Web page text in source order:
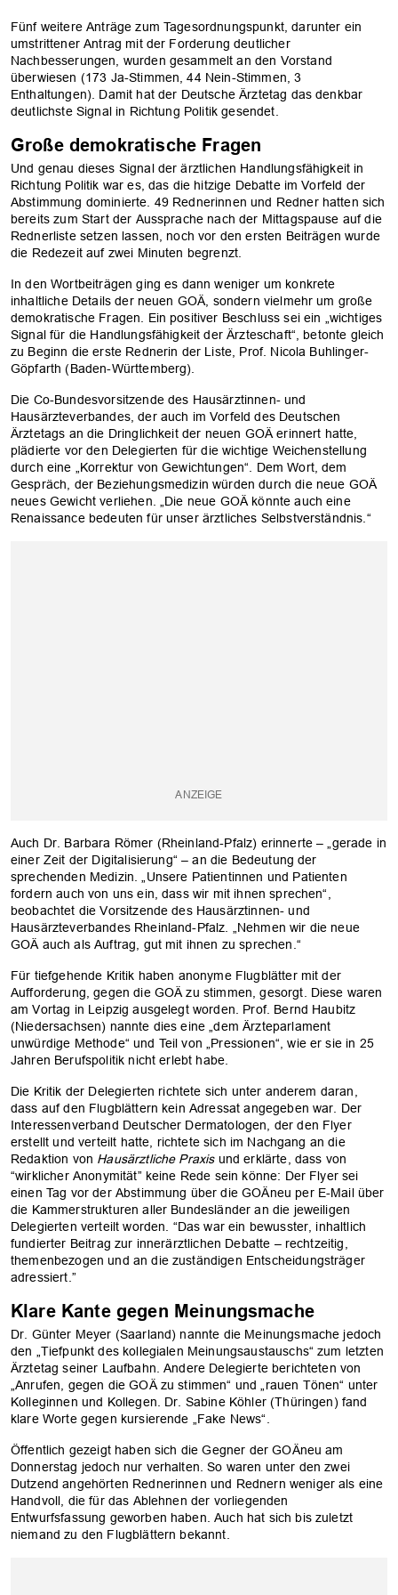
OK
Fünf weitere Anträge zum Tagesordnungspunkt, darunter ein
umstrittener Antrag mit der Forderung deutlicher
Nachbesserungen, wurden gesammelt an den Vorstand
überwiesen (173 Ja-Stimmen, 44 Nein-Stimmen, 3
Enthaltungen). Damit hat der Deutsche Ärztetag das denkbar
deutlichste Signal in Richtung Politik gesendet.
Große demokratische Fragen
Und genau dieses Signal der ärztlichen Handlungsfähigkeit in
Richtung Politik war es, das die hitzige Debatte im Vorfeld der
Abstimmung dominierte. 49 Rednerinnen und Redner hatten sich
bereits zum Start der Aussprache nach der Mittagspause auf die
Rednerliste setzen lassen, noch vor den ersten Beiträgen wurde
die Redezeit auf zwei Minuten begrenzt.
In den Wortbeiträgen ging es dann weniger um konkrete
inhaltliche Details der neuen GOÄ, sondern vielmehr um große
demokratische Fragen. Ein positiver Beschluss sei ein „wichtiges
Signal für die Handlungsfähigkeit der Ärzteschaft“, betonte gleich
zu Beginn die erste Rednerin der Liste, Prof. Nicola Buhlinger-
Göpfarth (Baden-Württemberg).
Die Co-Bundesvorsitzende des Hausärztinnen- und
Hausärzteverbandes, der auch im Vorfeld des Deutschen
Ärztetags an die Dringlichkeit der neuen GOÄ erinnert hatte,
plädierte vor den Delegierten für die wichtige Weichenstellung
durch eine „Korrektur von Gewichtungen“. Dem Wort, dem
Gespräch, der Beziehungsmedizin würden durch die neue GOÄ
neues Gewicht verliehen. „Die neue GOÄ könnte auch eine
Renaissance bedeuten für unser ärztliches Selbstverständnis.“
Auch Dr. Barbara Römer (Rheinland-Pfalz) erinnerte – „gerade in
einer Zeit der Digitalisierung“ – an die Bedeutung der
sprechenden Medizin. „Unsere Patientinnen und Patienten
fordern auch von uns ein, dass wir mit ihnen sprechen“,
beobachtet die Vorsitzende des Hausärztinnen- und
Hausärzteverbandes Rheinland-Pfalz. „Nehmen wir die neue
GOÄ auch als Auftrag, gut mit ihnen zu sprechen.“
Für tiefgehende Kritik haben anonyme Flugblätter mit der
Aufforderung, gegen die GOÄ zu stimmen, gesorgt. Diese waren
am Vortag in Leipzig ausgelegt worden. Prof. Bernd Haubitz
(Niedersachsen) nannte dies eine „dem Ärzteparlament
unwürdige Methode“ und Teil von „Pressionen“, wie er sie in 25
Jahren Berufspolitik nicht erlebt habe.
Die Kritik der Delegierten richtete sich unter anderem daran,
dass auf den Flugblättern kein Adressat angegeben war. Der
Interessenverband Deutscher Dermatologen, der den Flyer
erstellt und verteilt hatte, richtete sich im Nachgang an die
Redaktion von Hausärztliche Praxisund erklärte, dass von
“wirklicher Anonymität” keine Rede sein könne: Der Flyer sei
einen Tag vor der Abstimmung über die GOÄneu per E-Mail über
die Kammerstrukturen aller Bundesländer an die jeweiligen
Delegierten verteilt worden. “Das war ein bewusster, inhaltlich
fundierter Beitrag zur innerärztlichen Debatte – rechtzeitig,
themenbezogen und an die zuständigen Entscheidungsträger
adressiert.”
Klare Kante gegen Meinungsmache
Dr. Günter Meyer (Saarland) nannte die Meinungsmache jedoch
den „Tiefpunkt des kollegialen Meinungsaustauschs“ zum letzten
Ärztetag seiner Laufbahn. Andere Delegierte berichteten von
„Anrufen, gegen die GOÄ zu stimmen“ und „rauen Tönen“ unter
Kolleginnen und Kollegen. Dr. Sabine Köhler (Thüringen) fand
klare Worte gegen kursierende „Fake News“.
Öffentlich gezeigt haben sich die Gegner der GOÄneu am
Donnerstag jedoch nur verhalten. So waren unter den zwei
Dutzend angehörten Rednerinnen und Rednern weniger als eine
Handvoll, die für das Ablehnen der vorliegenden
Entwurfsfassung geworben haben. Auch hat sich bis zuletzt
niemand zu den Flugblättern bekannt.